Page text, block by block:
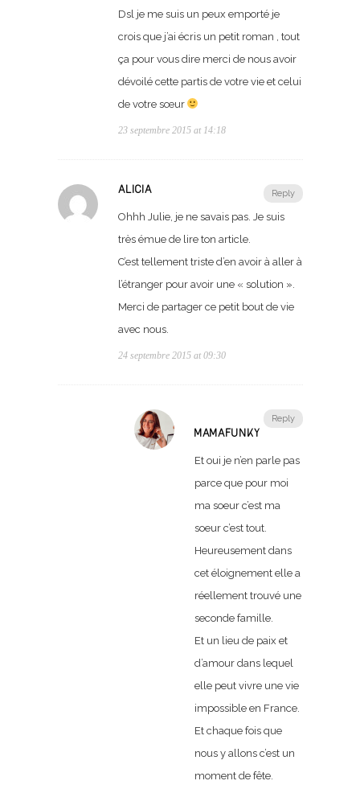
Dsl je me suis un peux emporté je
crois que j’ai écris un petit roman , tout
ça pour vous dire merci de nous avoir
dévoilé cette partis de votre vie et celui
de votre sœur
23 septembre 2015 at 14:18
Reply
ALICIA
Ohhh Julie, je ne savais pas. Je suis
très émue de lire ton article.
C’est tellement triste d’en avoir à aller à
l’étranger pour avoir une « solution ».
Merci de partager ce petit bout de vie
avec nous.
24 septembre 2015 at 09:30
Reply
MAMAFUNKY
Et oui je n’en parle pas
parce que pour moi
ma soeur c’est ma
soeur c’est tout.
Heureusement dans
cet éloignement elle a
réellement trouvé une
seconde famille.
Et un lieu de paix et
d’amour dans lequel
elle peut vivre une vie
impossible en France.
Et chaque fois que
nous y allons c’est un
moment de fête.